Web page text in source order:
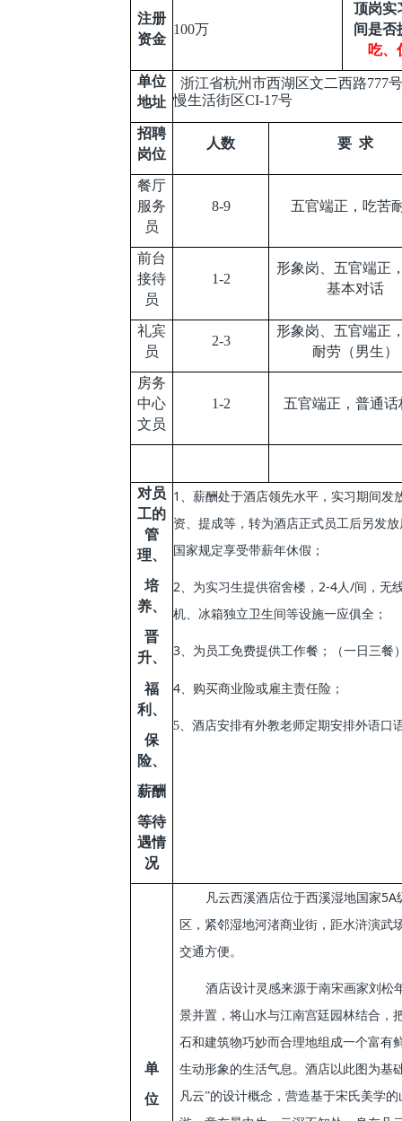
注册
资金
100万
顶岗实
间是否
吃、
单位
地址
浙江省杭州市西湖区文二西路777
慢生活街区CI-17号
招聘
岗位
人数 要 求
餐厅
服务
员
8-9 五官端正，吃苦
前台
接待
员
1-2
形象岗、五官端正
基本对话
礼宾
员
2-3
形象岗、五官端正
耐劳（男生）
房务
中心
文员
1-2 五官端正，普通话
对员
工的
管
理、
培
养、
晋
升、
福
利、
保
险、
薪酬
等待
遇情
况
1 、薪酬处于酒店领先水平，实习期间发
资、提成等，转为酒店正式员工后另发
国家规定享受带薪年休假；
2、为实习生提供宿舍楼， 2-4人/间，无
机、冰箱独立卫生间等设施一应俱全；
3、为员工免费提供工作餐；（一日三餐
4 购买商业险或雇主责任险；
5 、酒店安排有外教老师定期安排外语口
单
位
凡云西溪酒店位于西溪湿地国家5A
区，紧邻湿地河渚商业街，距水浒演武
交通方便。
酒店设计灵感来源于南宋画家刘松
景并置，将山水与江南宫廷园林结合，
石和建筑物巧妙而合理地组成一个富有
生动形象的生活气息。酒店以此图为基
凡云”的设计概念，营造基于宋氏美学